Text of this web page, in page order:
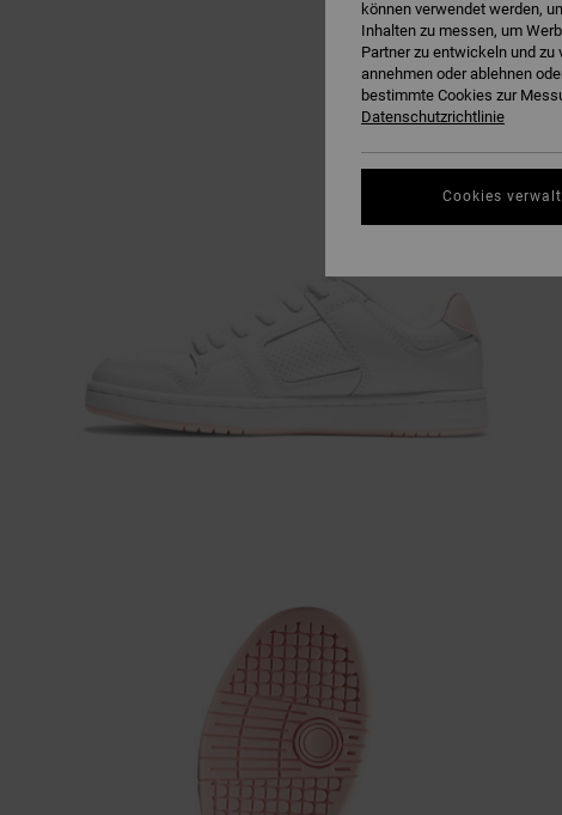
können verwendet werden,
Inhalten zu messen, um
Partner zu entwickeln und
annehmen oder ablehnen
bestimmte Cookies zur
Datenschutzrichtlinie
Cookies